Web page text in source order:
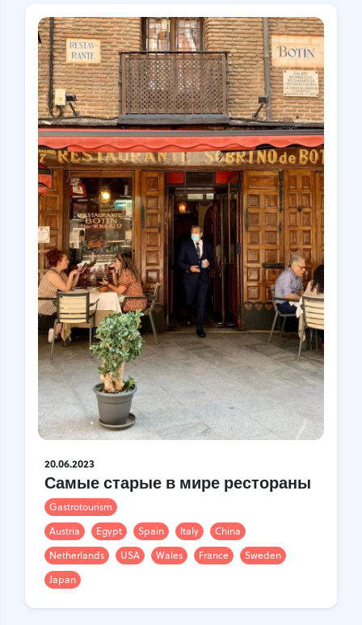
20.06.2023
Самые старые в мире рестораны
Gastrotourism
Austria
Egypt Spain Italy
China
Netherlands
USA Wales France
Sweden
Japan